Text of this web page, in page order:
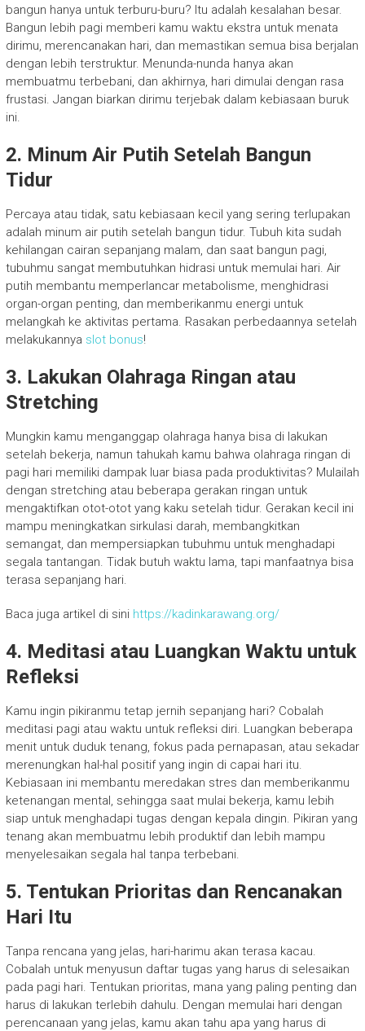
bangun hanya untuk terburu-buru? Itu adalah kesalahan besar.
Bangun lebih pagi memberi kamu waktu ekstra untuk menata
dirimu, merencanakan hari, dan memastikan semua bisa berjalan
dengan lebih terstruktur. Menunda-nunda hanya akan
membuatmu terbebani, dan akhirnya, hari dimulai dengan rasa
frustasi. Jangan biarkan dirimu terjebak dalam kebiasaan buruk
ini.
2. Minum Air Putih Setelah Bangun
Tidur
Percaya atau tidak, satu kebiasaan kecil yang sering terlupakan
adalah minum air putih setelah bangun tidur. Tubuh kita sudah
kehilangan cairan sepanjang malam, dan saat bangun pagi,
tubuhmu sangat membutuhkan hidrasi untuk memulai hari. Air
putih membantu memperlancar metabolisme, menghidrasi
organ-organ penting, dan memberikanmu energi untuk
melangkah ke aktivitas pertama. Rasakan perbedaannya setelah
melakukannya slot bonus!
3. Lakukan Olahraga Ringan atau
Stretching
Mungkin kamu menganggap olahraga hanya bisa di lakukan
setelah bekerja, namun tahukah kamu bahwa olahraga ringan di
pagi hari memiliki dampak luar biasa pada produktivitas? Mulailah
dengan stretching atau beberapa gerakan ringan untuk
mengaktifkan otot-otot yang kaku setelah tidur. Gerakan kecil ini
mampu meningkatkan sirkulasi darah, membangkitkan
semangat, dan mempersiapkan tubuhmu untuk menghadapi
segala tantangan. Tidak butuh waktu lama, tapi manfaatnya bisa
terasa sepanjang hari.
Baca juga artikel di sini https://kadinkarawang.org/
4. Meditasi atau Luangkan Waktu untuk
Refleksi
Kamu ingin pikiranmu tetap jernih sepanjang hari? Cobalah
meditasi pagi atau waktu untuk refleksi diri. Luangkan beberapa
menit untuk duduk tenang, fokus pada pernapasan, atau sekadar
merenungkan hal-hal positif yang ingin di capai hari itu.
Kebiasaan ini membantu meredakan stres dan memberikanmu
ketenangan mental, sehingga saat mulai bekerja, kamu lebih
siap untuk menghadapi tugas dengan kepala dingin. Pikiran yang
tenang akan membuatmu lebih produktif dan lebih mampu
menyelesaikan segala hal tanpa terbebani.
5. Tentukan Prioritas dan Rencanakan
Hari Itu
Tanpa rencana yang jelas, hari-harimu akan terasa kacau.
Cobalah untuk menyusun daftar tugas yang harus di selesaikan
pada pagi hari. Tentukan prioritas, mana yang paling penting dan
harus di lakukan terlebih dahulu. Dengan memulai hari dengan
perencanaan yang jelas, kamu akan tahu apa yang harus di